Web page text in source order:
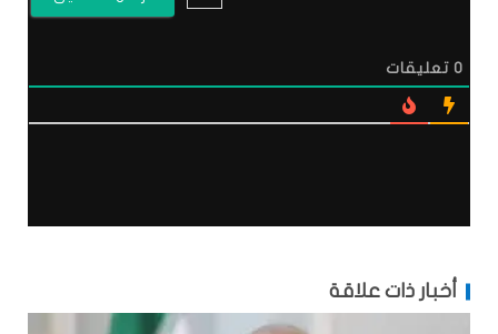
0 تعليقات
أخبار ذات علاقة